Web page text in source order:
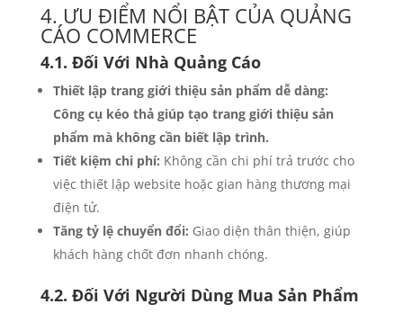
4. ƯU ĐIỂM NỔI BẬT CỦA QUẢNG
CÁO COMMERCE
4.1. Đối Với Nhà Quảng Cáo
Thiết lập trang giới thiệu sản phẩm dễ dàng:
Công cụ kéo thả giúp tạo trang giới thiệu sản
phẩm mà không cần biết lập trình.
Tiết kiệm chi phí: Không cần chi phí trả trước cho
việc thiết lập website hoặc gian hàng thương mại
điện tử.
Tăng tỷ lệ chuyển đổi: Giao diện thân thiện, giúp
khách hàng chốt đơn nhanh chóng.
4.2. Đối Với Người Dùng Mua Sản Phẩm